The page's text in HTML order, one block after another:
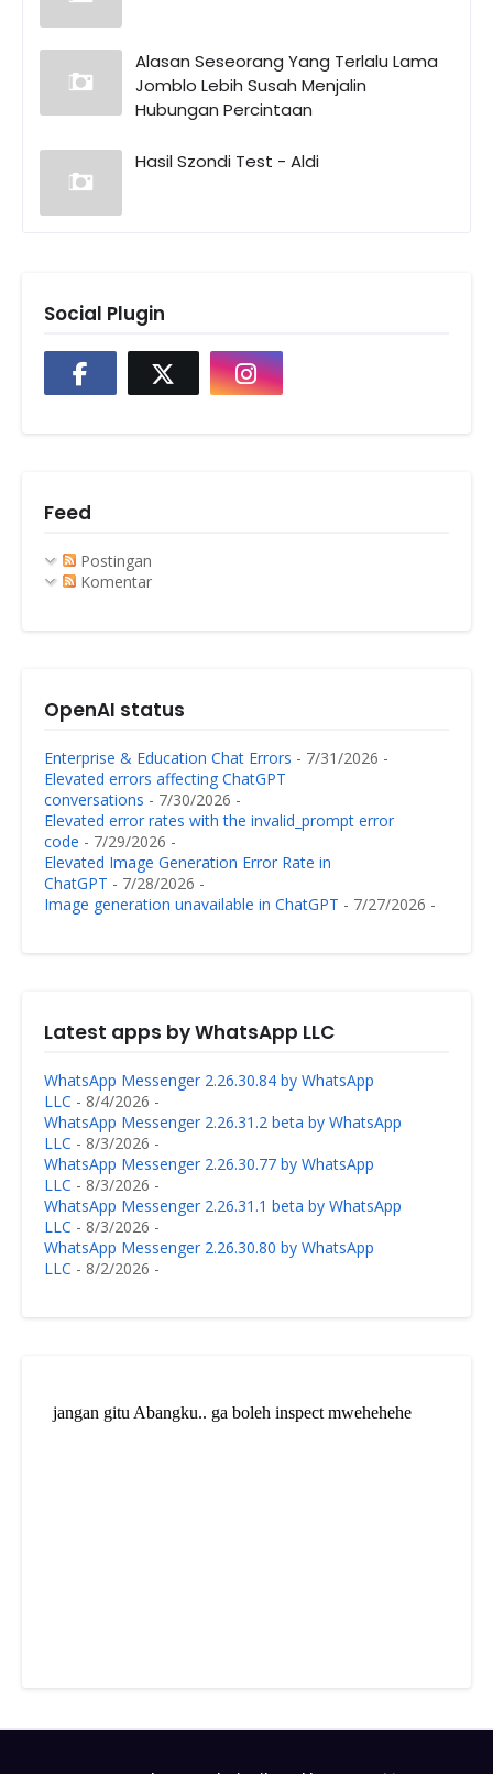
Alasan Seseorang Yang Terlalu Lama
Jomblo Lebih Susah Menjalin
Hubungan Percintaan
Hasil Szondi Test - Aldi
Social Plugin
Feed
Postingan
Komentar
OpenAI status
Enterprise & Education Chat Errors - 7/31/2026 -
Elevated errors affecting ChatGPT
conversations - 7/30/2026 -
Elevated error rates with the invalid_prompt error
code - 7/29/2026 -
Elevated Image Generation Error Rate in
ChatGPT - 7/28/2026 -
Image generation unavailable in ChatGPT - 7/27/2026 -
Latest apps by WhatsApp LLC
WhatsApp Messenger 2.26.30.84 by WhatsApp
LLC - 8/4/2026 -
WhatsApp Messenger 2.26.31.2 beta by WhatsApp
LLC - 8/3/2026 -
WhatsApp Messenger 2.26.30.77 by WhatsApp
LLC - 8/3/2026 -
WhatsApp Messenger 2.26.31.1 beta by WhatsApp
LLC - 8/3/2026 -
WhatsApp Messenger 2.26.30.80 by WhatsApp
LLC - 8/2/2026 -